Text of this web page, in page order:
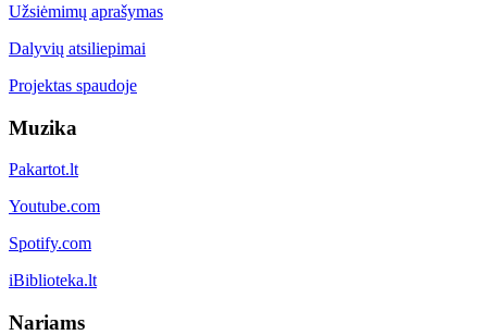
Užsiėmimų aprašymas
Dalyvių atsiliepimai
Projektas spaudoje
Muzika
Pakartot.lt
Youtube.com
Spotify.com
iBiblioteka.lt
Nariams